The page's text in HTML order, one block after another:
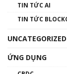
TIN TỨC AI
TIN TỨC
UNCATEGORIZED
ỨNG DỤNG